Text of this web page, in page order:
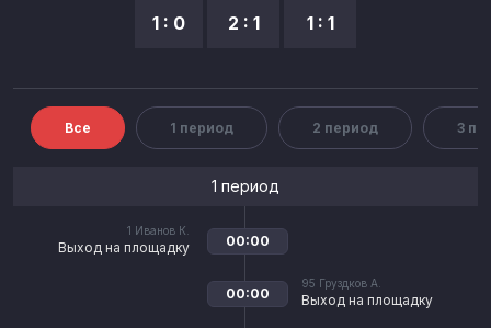
1 : 0 2 : 1 1 : 1
Все 1 период 2 период 3
1 период
1 Иванов К.
Выход на площадку 00:00
95 Груздков А.
Выход на площадку
00:00